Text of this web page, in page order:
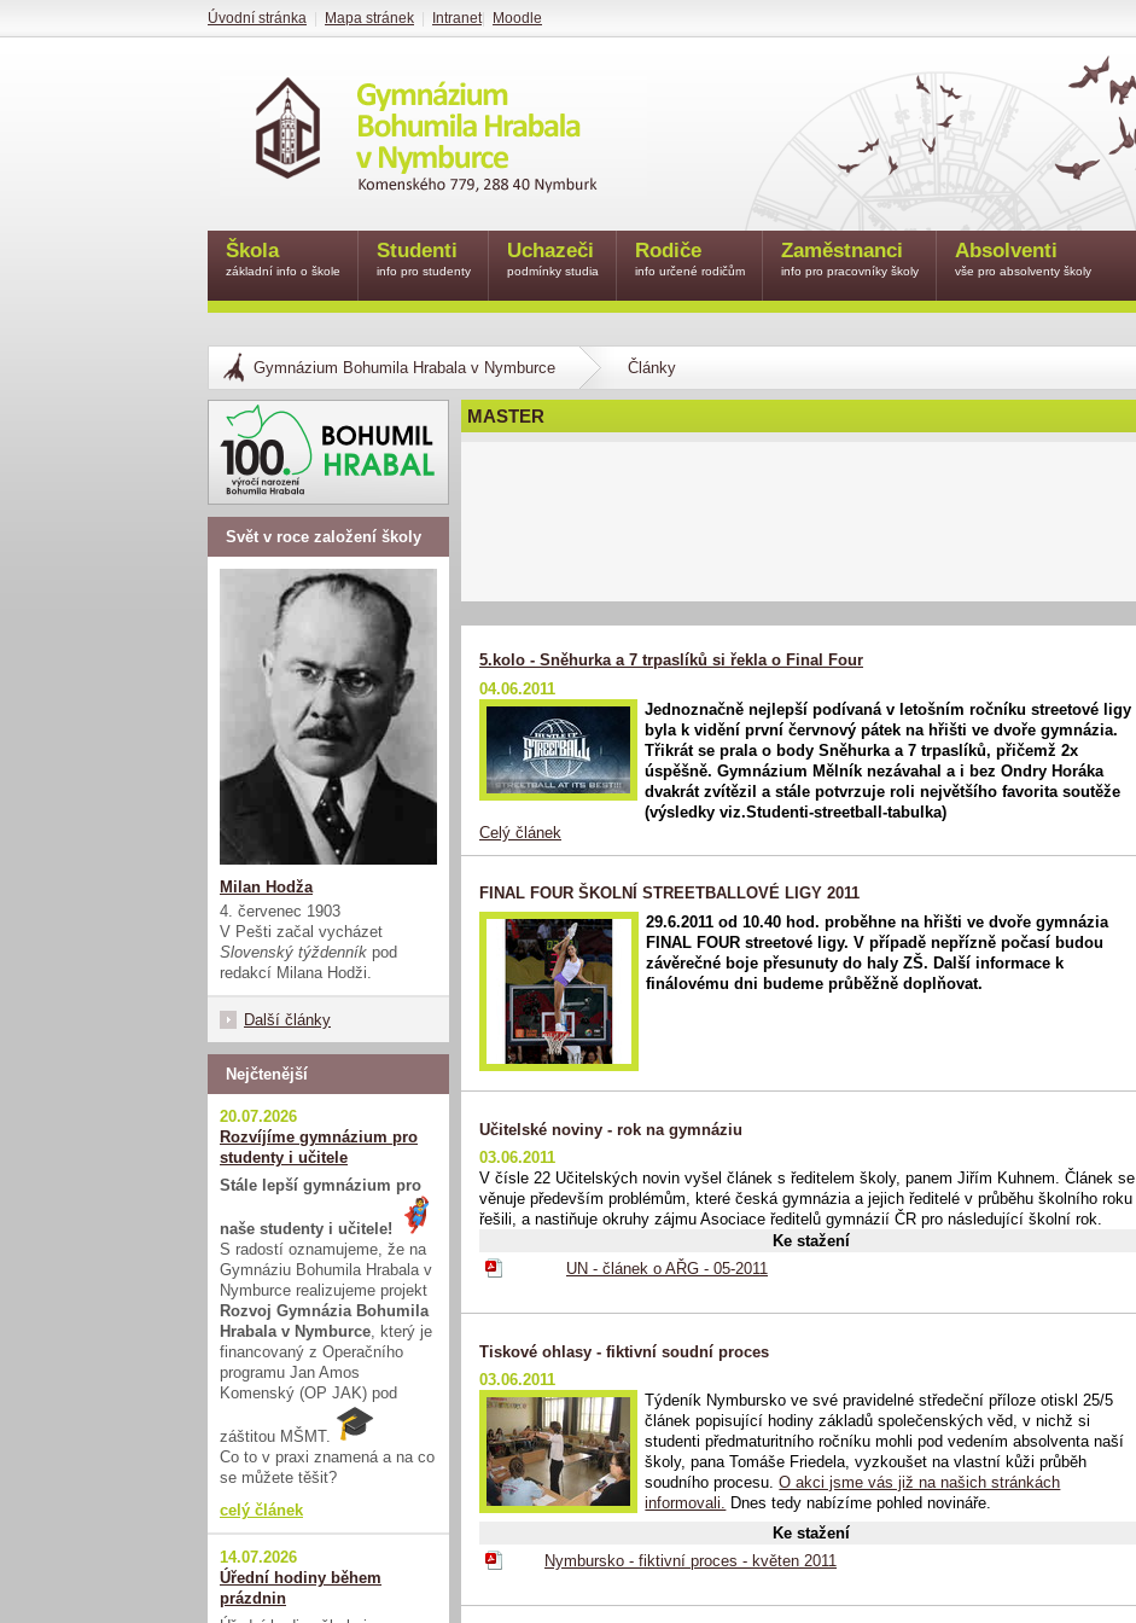
Gymnázium Bohumila Hrabala v Nymburce Články
MASTER
5.kolo - Sněhurka a 7 trpaslíků si řekla o Final Four
04.06.2011
Jednoznačně nejlepší podívaná v letošním ročníku streetové ligy
byla k vidění první červnový pátek na hřišti ve dvoře gymnázia.
Třikrát se prala o body Sněhurka a 7 trpaslíků, přičemž 2x
úspěšně. Gymnázium Mělník nezávahal a i bez Ondry Horáka
dvakrát zvítězil a stále potvrzuje roli největšího favorita soutěže
(výsledky viz.Studenti-streetball-tabulka)
Celý článek
FINAL FOUR ŠKOLNÍ STREETBALLOVÉ LIGY 2011
29.6.2011 od 10.40 hod. proběhne na hřišti ve dvoře gymnázia
FINAL FOUR streetové ligy. V případě nepřízně počasí budou
závěrečné boje přesunuty do haly ZŠ. Další informace k
finálovému dni budeme průběžně doplňovat.
Učitelské noviny - rok na gymnáziu
03.06.2011
V čísle 22 Učitelských novin vyšel článek s ředitelem školy, panem Jiřím Kuhnem. Článek se
věnuje především problémům, které česká gymnázia a jejich ředitelé v průběhu školního roku
řešili, a nastiňuje okruhy zájmu Asociace ředitelů gymnázií ČR pro následující školní rok.
Ke stažení
UN - článek o AŘG - 05-2011
Tiskové ohlasy - fiktivní soudní proces
03.06.2011
Týdeník Nymbursko ve své pravidelné středeční příloze otiskl 25/5
článek popisující hodiny základů společenských věd, v nichž si
studenti předmaturitního ročníku mohli pod vedením absolventa naší
školy, pana Tomáše Friedela, vyzkoušet na vlastní kůži průběh
soudního procesu.O akci jsme vás již na našich stránkách
informovali. Dnes tedy nabízíme pohled novináře.
Ke stažení
Nymbursko - fiktivní proces - květen 2011
Svět v roce založení školy
Milan Hodža
4. červenec 1903
V Pešti začal vycházet
Slovenský týždenník pod
redakcí Milana Hodži.
Další články
Nejčtenější
20.07.2026
Rozvíjíme gymnázium pro
studenty i učitele
Stále lepší gymnázium pro
naše studenty i učitele!
S radostí oznamujeme, že na
Gymnáziu Bohumila Hrabala v
Nymburce realizujeme projekt
Rozvoj Gymnázia Bohumila
Hrabala v Nymburce , který je
financovaný z Operačního
programu Jan Amos
Komenský (OP JAK) pod
záštitou MŠMT.
Co to v praxi znamená a na co
se můžete těšit?
celý článek
14.07.2026
Úřední hodiny během
prázdnin
Škola
základní info o škole
Studenti
info pro studenty
Uchazeči
podmínky studia
Rodiče
info určené rodičům
Zaměstnanci
info pro pracovníky školy
Absolventi
vše pro absolventy školy
Úvodní stránka Mapa stránek Intranet| Moodle